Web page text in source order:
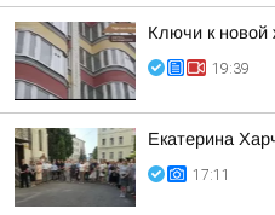
Ключи к новой
19:39
Екатерина
17:11